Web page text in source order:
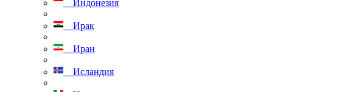
Индонезия
Ирак
Иран
Исландия